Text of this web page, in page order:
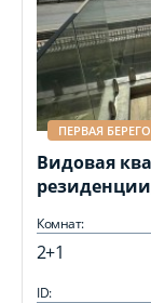
ПЕРВАЯ
Видовая
Комнат:
2+1
ID: